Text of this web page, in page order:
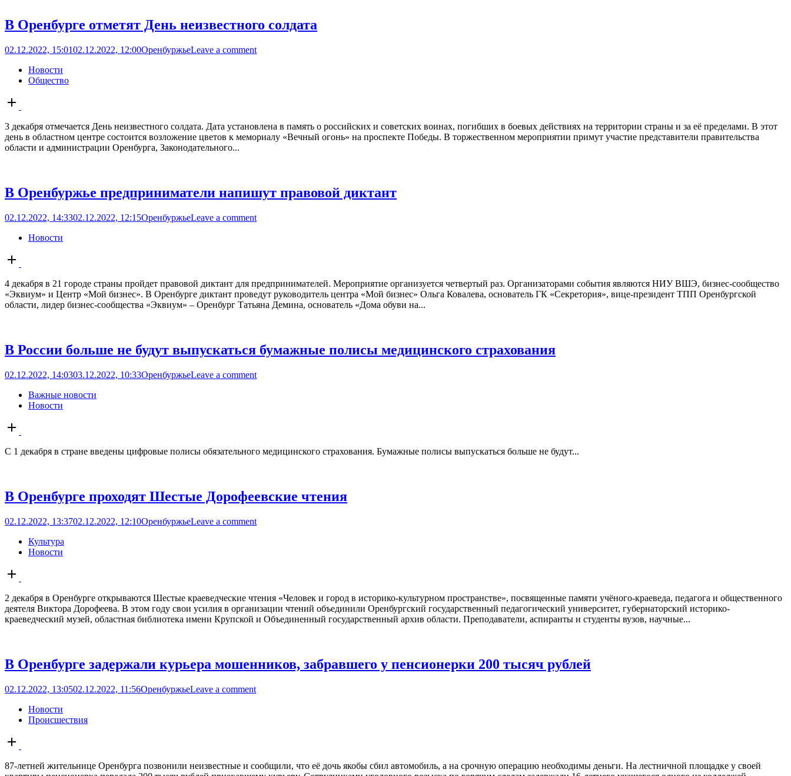
В Оренбурге отметят День неизвестного солдата
02.12.2022, 15:0102.12.2022, 12:00ОренбуржьеLeave a comment
Новости
Общество
Open
post
3 декабря отмечается День неизвестного солдата. Дата установлена в память о российских и советских воинах, погибших в боевых действиях на территории страны и за её пределами. В этот
день в областном центре состоится возложение цветов к мемориалу «Вечный огонь» на проспекте Победы. В торжественном мероприятии примут участие представители правительства
области и администрации Оренбурга, Законодательного...
В Оренбуржье предприниматели напишут правовой диктант
02.12.2022, 14:3302.12.2022, 12:15ОренбуржьеLeave a comment
Новости
Open
post
4 декабря в 21 городе страны пройдет правовой диктант для предпринимателей. Мероприятие организуется четвертый раз. Организаторами события являются НИУ ВШЭ, бизнес-сообщество
«Эквиум» и Центр «Мой бизнес». В Оренбурге диктант проведут руководитель центра «Мой бизнес» Ольга Ковалева, основатель ГК «Секретория», вице-президент ТПП Оренбургской
области, лидер бизнес-сообщества «Эквиум» – Оренбург Татьяна Демина, основатель «Дома обуви на...
В России больше не будут выпускаться бумажные полисы медицинского страхования
02.12.2022, 14:0303.12.2022, 10:33ОренбуржьеLeave a comment
Важные новости
Новости
Open
post
С 1 декабря в стране введены цифровые полисы обязательного медицинского страхования. Бумажные полисы выпускаться больше не будут...
В Оренбурге проходят Шестые Дорофеевские чтения
02.12.2022, 13:3702.12.2022, 12:10ОренбуржьеLeave a comment
Культура
Новости
Open
post
2 декабря в Оренбурге открываются Шестые краеведческие чтения «Человек и город в историко-культурном пространстве», посвященные памяти учёного-краеведа, педагога и общественного
деятеля Виктора Дорофеева. В этом году свои усилия в организации чтений объединили Оренбургский государственный педагогический университет, губернаторский историко-
краеведческий музей, областная библиотека имени Крупской и Объединенный государственный архив области. Преподаватели, аспиранты и студенты вузов, научные...
В Оренбурге задержали курьера мошенников, забравшего у пенсионерки 200 тысяч рублей
02.12.2022, 13:0502.12.2022, 11:56ОренбуржьеLeave a comment
Новости
Происшествия
Open
post
87-летней жительнице Оренбурга позвонили неизвестные и сообщили, что её дочь якобы сбил автомобиль, а на срочную операцию необходимы деньги. На лестничной площадке у своей